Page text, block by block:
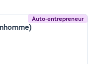
Auto-entrepreneur